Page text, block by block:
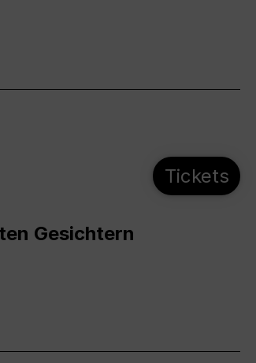
Gesichtern
Tickets